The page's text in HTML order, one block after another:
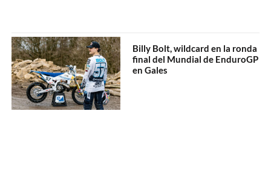
Billy Bolt, wildcard en la ronda
final del Mundial de EnduroGP
en Gales